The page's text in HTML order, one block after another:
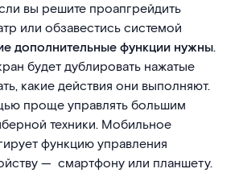
вы решите проапгрейдить
или обзавестись системой
дополнительные функции нужны.
будет дублировать нажатые
какие действия они выполняют.
проще управлять большим
техники. Мобильное
функцию управления
— смартфону или планшету.